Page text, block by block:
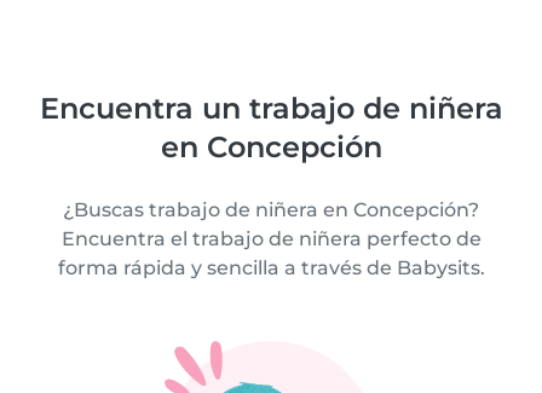
Encuentra un trabajo de niñera
en Concepción
¿Buscas trabajo de niñera en Concepción?
Encuentra el trabajo de niñera perfecto de
forma rápida y sencilla a través de Babysits.